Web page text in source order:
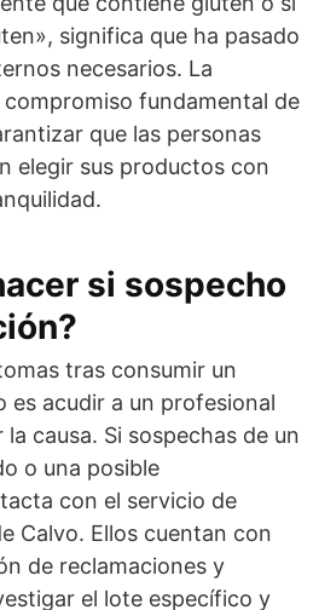
significa que ha pasado
necesarios. La
fundamental de
que las personas
elegir sus productos con
si sospecho
tras consumir un
es acudir a un profesional
causa. Si sospechas de un
o una posible
con el servicio de
Calvo. Ellos cuentan con
de reclamaciones y
el lote específico y